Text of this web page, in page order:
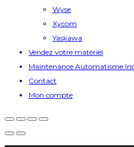
Wyse
Xycom
Yaskawa
Vendez votre matériel
Maintenance Automatisme
Contact
Mon compte